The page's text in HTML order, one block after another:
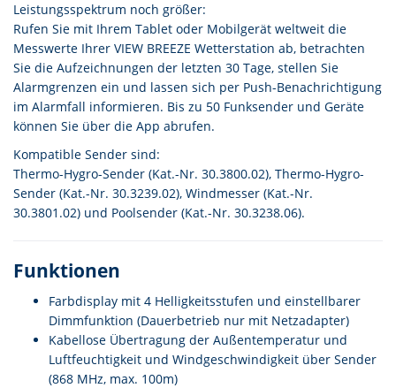
Leistungsspektrum noch größer:
Rufen Sie mit Ihrem Tablet oder Mobilgerät weltweit die
Messwerte Ihrer VIEW BREEZE Wetterstation ab, betrachten
Sie die Aufzeichnungen der letzten 30 Tage, stellen Sie
Alarmgrenzen ein und lassen sich per Push-Benachrichtigung
im Alarmfall informieren. Bis zu 50 Funksender und Geräte
können Sie über die App abrufen.
Kompatible Sender sind:
Thermo-Hygro-Sender (Kat.-Nr. 30.3800.02), Thermo-Hygro-
Sender (Kat.-Nr. 30.3239.02), Windmesser (Kat.-Nr.
30.3801.02) und Poolsender (Kat.-Nr. 30.3238.06).
Funktionen
Farbdisplay mit 4 Helligkeitsstufen und einstellbarer
Dimmfunktion (Dauerbetrieb nur mit Netzadapter)
Kabellose Übertragung der Außentemperatur und
Luftfeuchtigkeit und Windgeschwindigkeit über Sender
(868 MHz, max. 100m)